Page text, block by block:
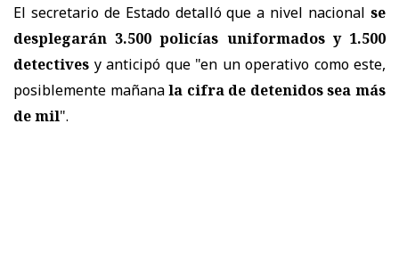
El secretario de Estado detalló que a nivel nacional se
desplegarán 3.500 policías uniformados y 1.500
detectives y anticipó que "en un operativo como este,
posiblemente mañanala cifra de detenidos sea más
de mil".